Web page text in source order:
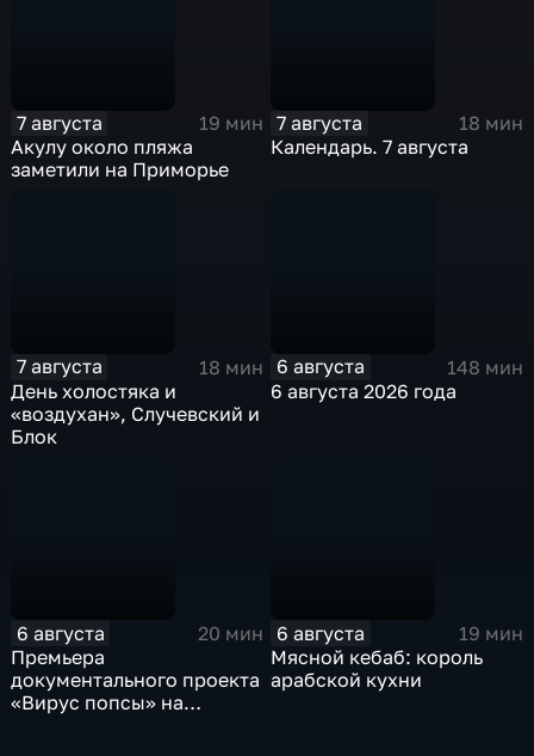
7 августа
19 мин
Акулу около пляжа
заметили на Приморье
7 августа
18 мин
Календарь. 7 августа
7 августа
18 мин
День холостяка и
«воздухан», Случевский и
Блок
6 августа
148 мин
6 августа 2026 года
6 августа
20 мин
Премьера
документального проекта
«Вирус попсы» на
6 августа
19 мин
Мясной кебаб: король
арабской кухни